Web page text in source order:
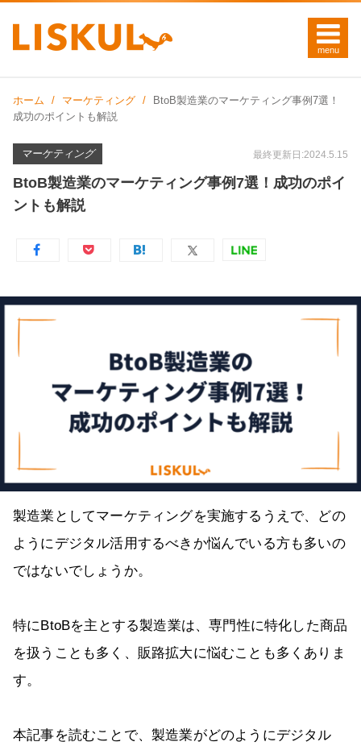
ホーム マーケティング
BtoB製造業のマーケティング事例7選！
成功のポイントも解説
マーケティング 最終更新日:2024.5.15
BtoB製造業のマーケティング事例7選！成功のポイ
ントも解説
製造業としてマーケティングを実施するうえで、どの
ようにデジタル活用するべきか悩んでいる方も多いの
ではないでしょうか。
特にBtoBを主とする製造業は、専門性に特化した商品
を扱うことも多く、販路拡大に悩むことも多くありま
す。
本記事を読むことで、製造業がどのようにデジタル